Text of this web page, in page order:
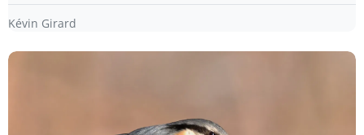
Kévin Girard